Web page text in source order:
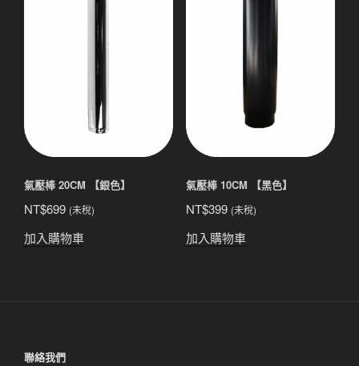
氣壓棒 20CM 【銀色】
NT$699 (未稅)
加入購物車
氣壓棒 10CM 【黑色】
NT$399 (未稅)
加入購物車
聯絡我們